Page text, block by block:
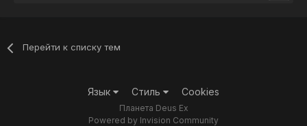
Перейти к списку тем
Язык Стиль Cookies
Планета Deus Ex
Powered by Invision Community